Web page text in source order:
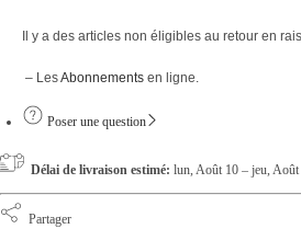
Il y a des articles non éligibles au retour en
– LesAbonnements en ligne.
Poser une question
Délai de livraison estimé: lun, Août 10 – jeu, Août
Partager